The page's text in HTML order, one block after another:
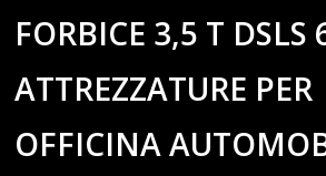
FORBICE 3,5 T DSLS
ATTREZZATURE PER
OFFICINA